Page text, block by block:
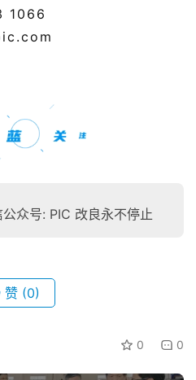
1066
众号: PIC 改良永不停止
赞 (0)
0 0